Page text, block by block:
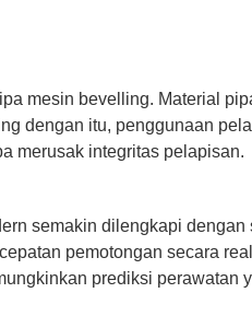
mesin bevelling. Material
dengan itu, penggunaan
merusak integritas pelapisan.
semakin dilengkapi dengan
pemotongan secara
prediksi perawatan